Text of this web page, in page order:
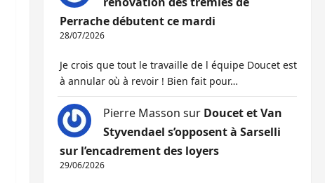
Perrache débutent ce mardi
28/07/2026
Je crois que tout le travaille de l équipe Doucet est
à annular où à revoir ! Bien fait pour…
Pierre Masson sur Doucet et Van
Styvendael s’opposent à Sarselli
sur l’encadrement des loyers
29/06/2026